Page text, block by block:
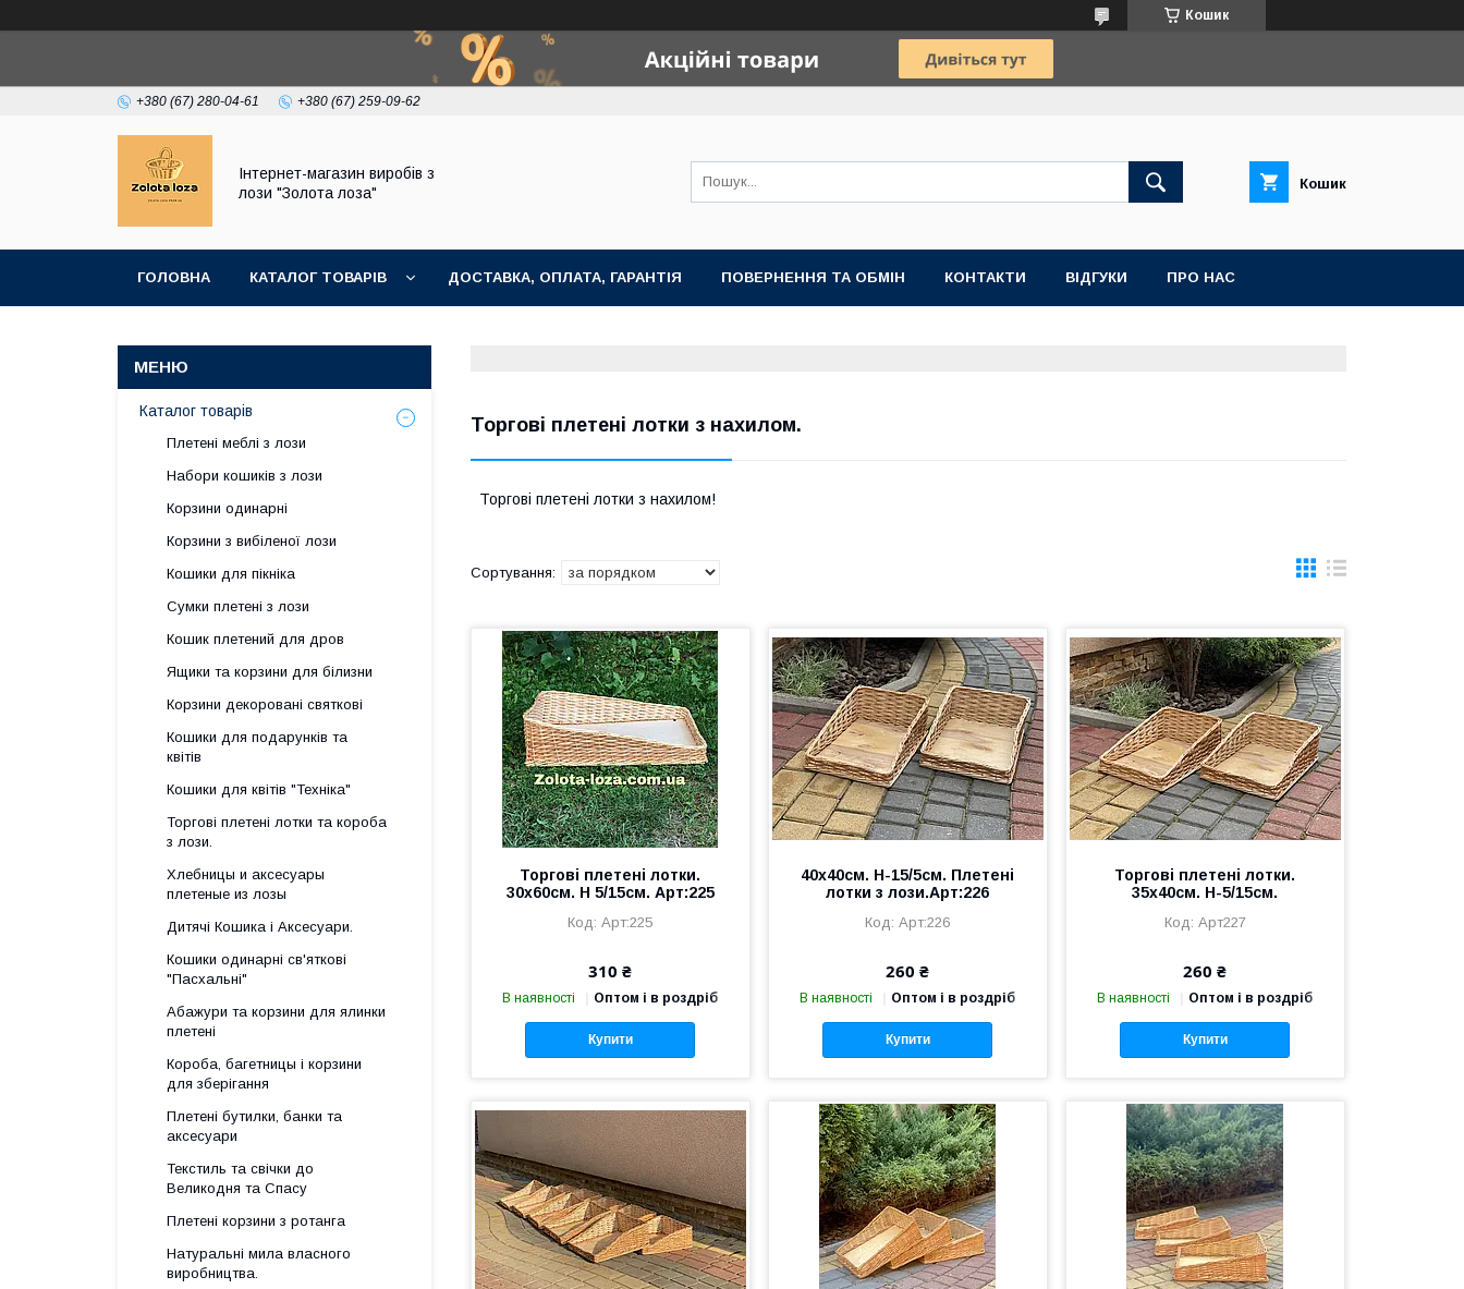
Кошик
+380 (67) 280-04-61 +380 (67) 259-09-62
Інтернет-магазин виробів з
лози "Золота лоза"
Кошик
ГОЛОВНА КАТАЛОГ ТОВАРІВ ДОСТАВКА, ОПЛАТА, ГАРАНТІЯ ПОВЕРНЕННЯ ТА ОБМІН КОНТАКТИ ВІДГУКИ ПРО НАС
Торгові плетені лотки з нахилом.
Торгові плетені лотки з нахилом!
Торгові плетені лотки.
30х60см. Н 5/15см. Арт:225
Арт:225
310 ₴
В наявності Оптом і в роздріб
Купити
40х40см. Н-15/5см. Плетені
лотки з лози.Арт:226
Арт:226
260 ₴
В наявності Оптом і в роздріб
Купити
Торгові плетені лотки.
35х40см. Н-5/15см.
Арт227
260 ₴
В наявності Оптом і в роздріб
Купити
Каталог товарів
Плетені меблі з лози
Набори кошиків з лози
Корзини одинарні
Корзини з вибіленої лози
Кошики для пікніка
Сумки плетені з лози
Кошик плетений для дров
Ящики та корзини для білизни
Корзини декоровані святкові
Кошики для подарунків та
квітів
Кошики для квітів "Техніка"
Торгові плетені лотки та короба
з лози.
Хлебницы и аксесуары
плетеные из лозы
Дитячі Кошика і Аксесуари.
Кошики одинарні св'яткові
"Пасхальні"
Абажури та корзини для ялинки
плетені
Короба, багетницы і корзини
для зберігання
Плетені бутилки, банки та
аксесуари
Текстиль та свічки до
Великодня та Спасу
Плетені корзини з ротанга
Натуральні мила власного
виробництва.